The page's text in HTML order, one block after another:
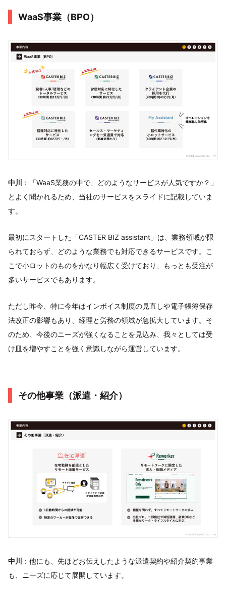
WaaS事業（BPO）
中川
：「WaaS業務の中で、どのようなサービスが人気ですか？」
とよく聞かれるため、当社のサービスをスライドに記載していま
す。
最初にスタートした「CASTER BIZ assistant」は、業務領域が限
られておらず、どのような業務でも対応できるサービスです。こ
こで小ロットのものをかなり幅広く受けており、もっとも受注が
多いサービスでもあります。
ただし昨今、特に今年はインボイス制度の見直しや電子帳簿保存
法改正の影響もあり、経理と労務の領域が急拡大しています。そ
のため、今後のニーズが強くなることを見込み、我々としては受
け皿を増やすことを強く意識しながら運営しています。
その他事業（派遣・紹介）
中川
：他にも、先ほどお伝えしたような派遣契約や紹介契約事業
も、ニーズに応じて展開しています。